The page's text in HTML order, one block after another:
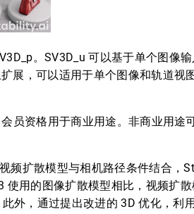
。SV3D_u 可以基于单个图像
展，可以适用于单个图像和轨道视
员资格用于商业用途。非商业用途
频扩散模型与相机路径条件结合，
用的图像扩散模型相比，视频扩
外，通过提出改进的 3D 优化，利